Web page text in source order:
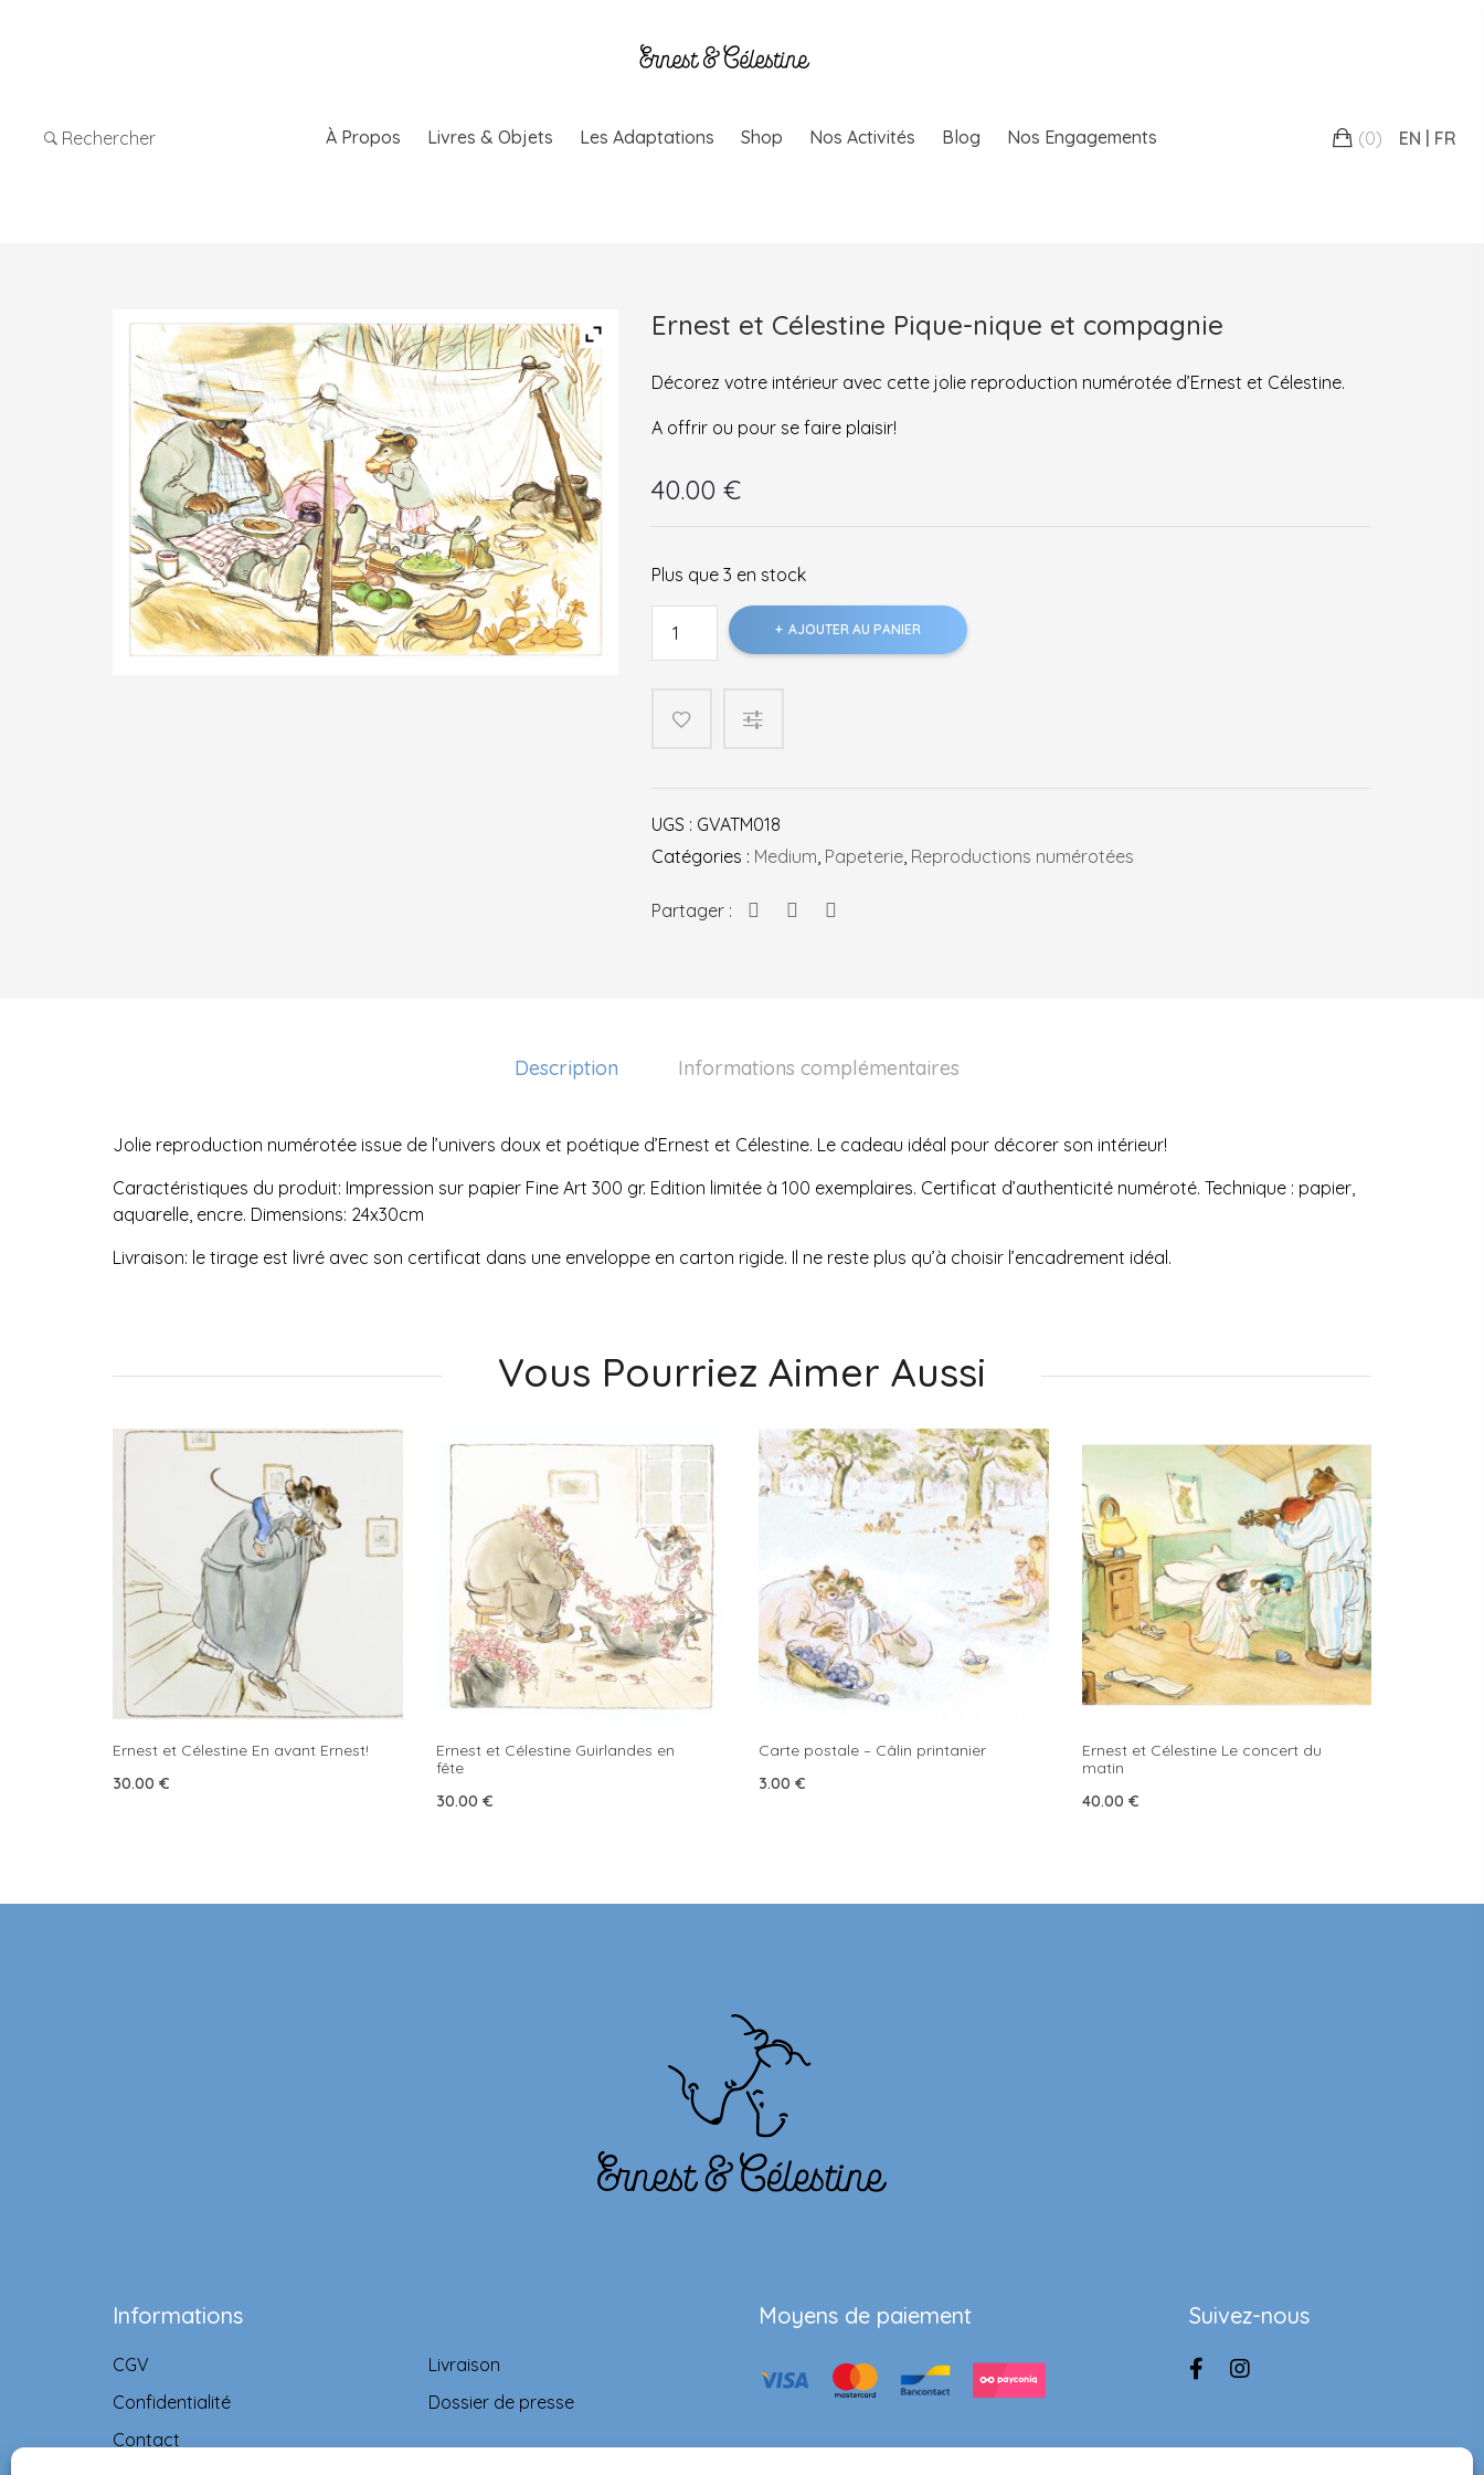
Rechercher À Propos Livres & Objets Les Adaptations Shop Nos Activités Blog Nos Engagements (0) EN FR
Ernest et Célestine Pique-nique et compagnie
Décorez votre intérieur avec cette jolie reproduction numérotée d’Ernest et Célestine.
A offrir ou pour se faire plaisir!
40.00 €
Plus que 3 en stock
Célestine
compagnie
AJOUTER AU PANIER
UGS : GVATM018
Catégories : Medium, Papeterie, Reproductions numérotées
Partager :
Description Informations complémentaires
Jolie reproduction numérotée issue de l’univers doux et poétique d’Ernest et Célestine. Le cadeau idéal pour décorer son intérieur!
Caractéristiques du produit: Impression sur papier Fine Art 300 gr. Edition limitée à 100 exemplaires. Certificat d’authenticité numéroté. Technique : papier,
aquarelle, encre. Dimensions: 24x30cm
Livraison: le tirage est livré avec son certificat dans une enveloppe en carton rigide. Il ne reste plus qu’à choisir l’encadrement idéal.
Vous Pourriez Aimer Aussi
Ernest et Célestine En avant Ernest!
30.00 €
Ernest et Célestine Guirlandes en
fête
30.00 €
Carte postale – Câlin printanier
3.00 €
Ernest et Célestine Le concert du
matin
40.00 €
Informations
CGV
Confidentialité
Contact
Livraison
Dossier de presse
Moyens de paiement Suivez-nous